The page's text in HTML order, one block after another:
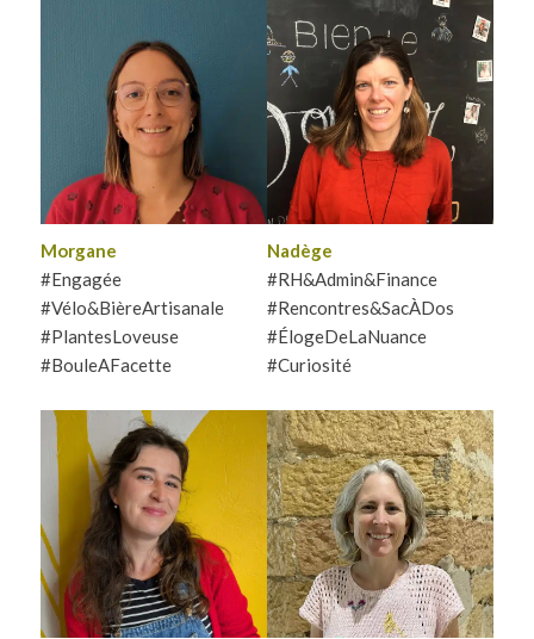
montagne, Morgane adore
découvrir les parcours de
vie qui se cachent derrière
chaque encordé•és. Touche
à tout, elle ne tient pas en
place et sera sans doute
partante pour vos projets les
plus fous.
Morgane
#Engagée
#Vélo&BièreArtisanale
#PlantesLoveuse
#BouleAFacette
Baroudeuse invétérée,
Nadège adore découvrir la
pluralité des histoires de vie
et la richesse des cultures
qui l’entourent. Épicurienne
et sportive, elle a déjà hâte
d’écouter ton histoire autour
d’un bon repas ou d’un cadre
plus nature, piste de ski ou
chemin de rando !
Nadège
#RH&Admin&Finance
#Rencontres&SacÀDos
#ÉlogeDeLaNuance
#Curiosité
La plus française Slovaque
de Lyon. Si elle n’est pas à
vélo, elle est sûrement en
train de se balader avec ses
potes à la montagne. Pour se
détendre, elle appréciera
papoter autour d’un café, et
elle en profitera pour te
montrer les photos de son
chien.
Bricoleuse, gourmande,
curieuse d’à peu près tout,
Sandrine à hâte de papoter
avec toi et de découvrir les
univers qui se croisent à La
Cordée. Elle vogue de lieux
en lieux pour gérer la
maintenance des locaux
pour ton confort et ta
sécurité.